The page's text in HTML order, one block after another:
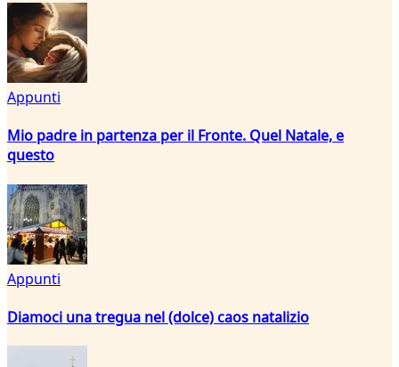
Appunti
Mio padre in partenza per il Fronte. Quel Natale, e
questo
Appunti
Diamoci una tregua nel (dolce) caos natalizio